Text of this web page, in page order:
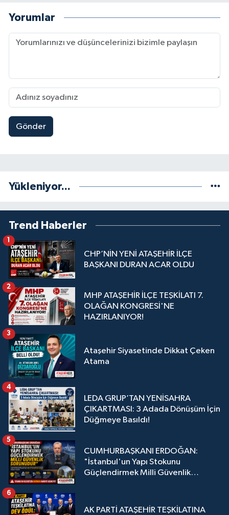
Yorumlar
Gönder
Yükleniyor...
Trend Haberler
CHP’NİN YENİ ATAŞEHİR İLÇE
BAŞKANI DURAN ACAR OLDU
MHP ATAŞEHİR İLÇE TEŞKİLATI 7.
OLAĞAN KONGRESİ'NE
HAZIRLANIYOR!
2
Ataşehir Siyasetinde Dikkat Çeken
Atama
3
LEDA GRUP’TAN YENİSAHRA
ÇIKARTMASI: 3 Adada Dönüşüm İçin
Düğmeye Basıldı!
4
CUMHURBAŞKANI ERDOĞAN:
"İstanbul'un Yapı Stokunu
Güçlendirmek Milli Güvenlik
5
AK PARTİ ATAŞEHİR TEŞKİLATINA
6